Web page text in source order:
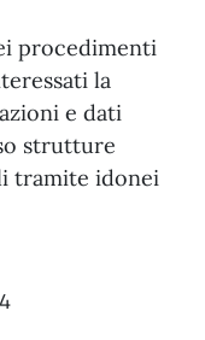
procedimenti
la
e dati
strutture
tramite idonei